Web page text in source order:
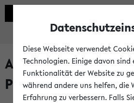
Alle noch
Prüfungen
Diese Webseite verwendet
Technologien. Einige davon
Funktionalität der Website zu
während andere uns helfen, die
Erfahrung zu verbessern. Falls